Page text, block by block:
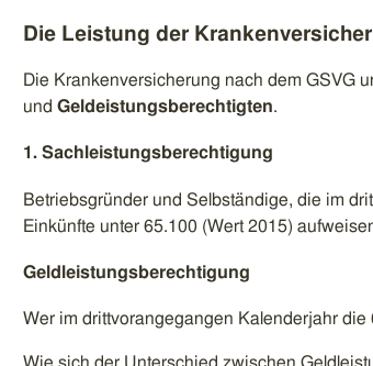
Die Leistung der
Die Krankenversicherung nach dem GSVG
und Geldeistungsberechtigten.
1. Sachleistungsberechtigung
Betriebsgründer und Selbständige, die im
Einkünfte unter 65.100 (Wert 2015)
Geldleistungsberechtigung
Wer im drittvorangegangen Kalenderjahr